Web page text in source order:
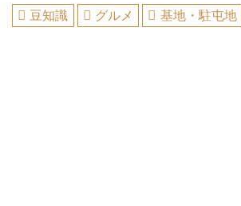
豆知識 グルメ 基地・駐屯地